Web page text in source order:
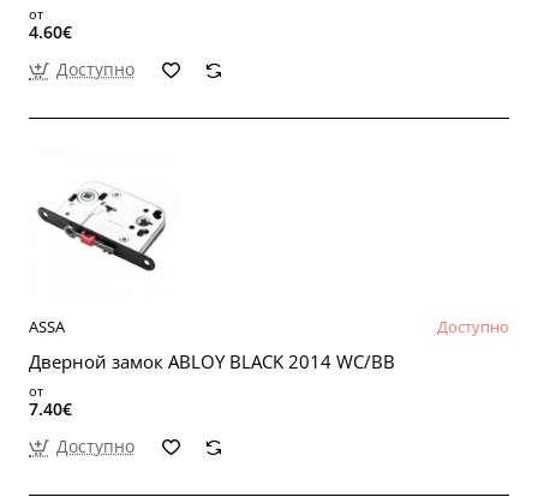
от
4.60€
Доступно
ASSA Доступно
Дверной замок ABLOY BLACK 2014 WC/BB
от
7.40€
Доступно